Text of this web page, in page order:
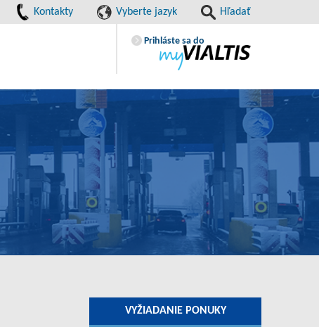
Kontakty Vyberte jazyk Hľadať
Prihláste sa do
VYŽIADANIE PONUKY